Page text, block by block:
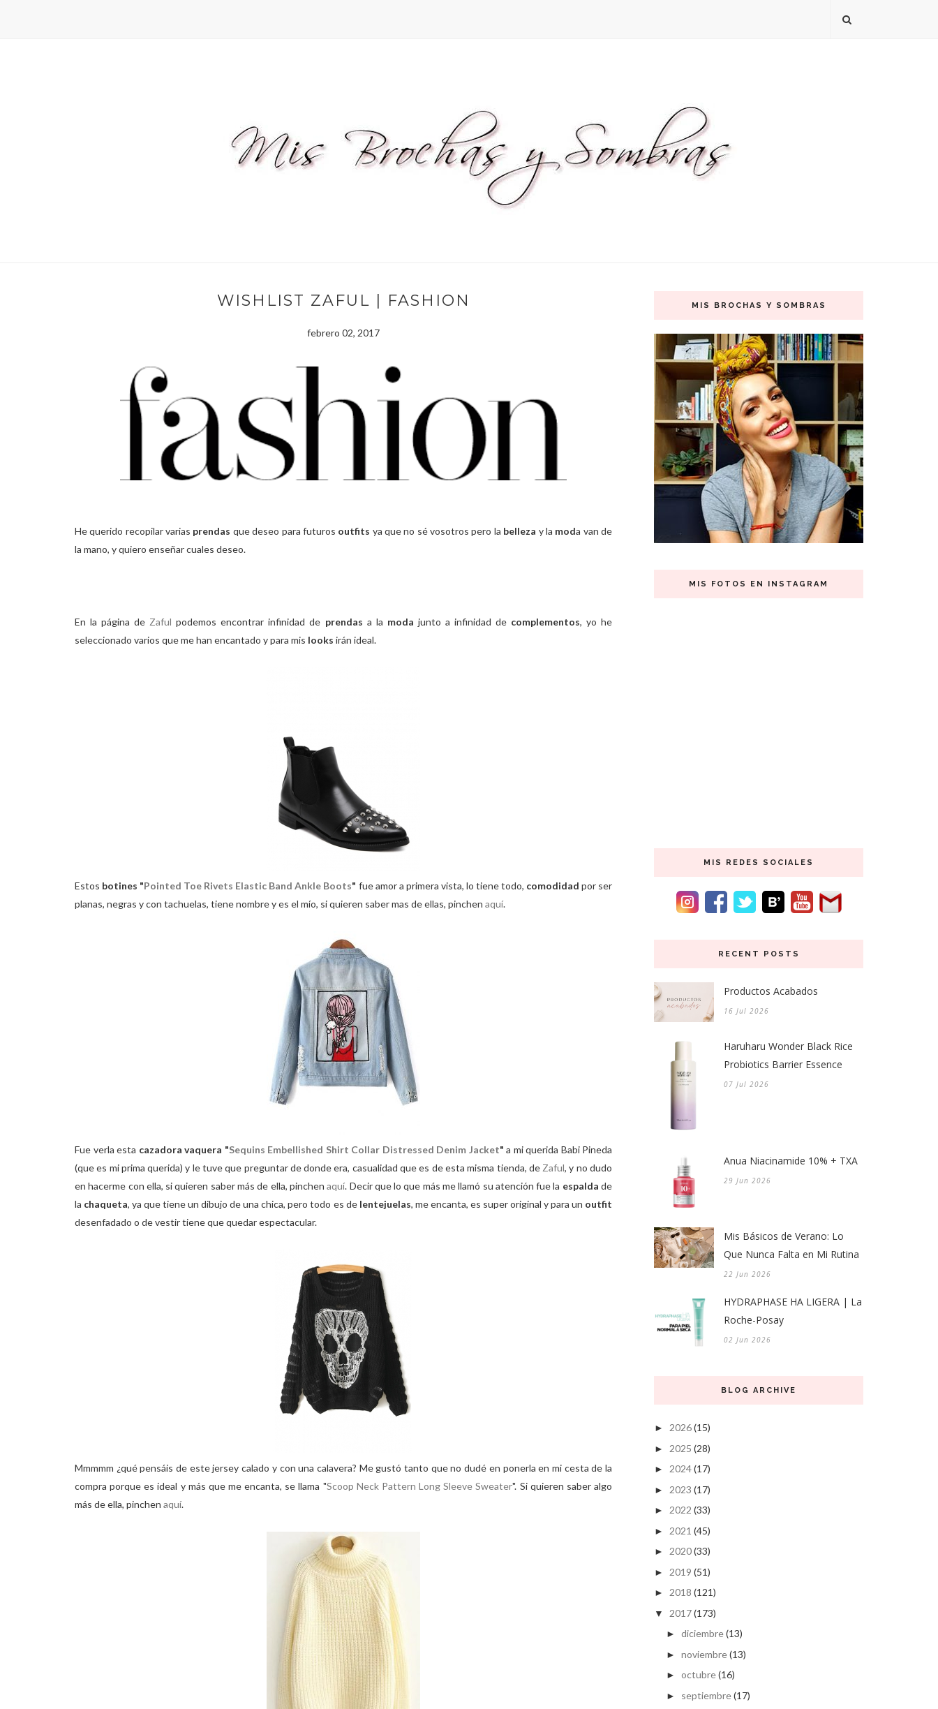
WISHLIST ZAFUL | FASHION
febrero 02, 2017
He querido recopilar varias prendas que deseo para futuros outfits ya que no sé vosotros pero la belleza y la moda van de
la mano, y quiero enseñar cuales deseo.
En la página de Zaful podemos encontrar infinidad de prendas a la moda junto a infinidad de complementos, yo he
seleccionado varios que me han encantado y para mis looks irán ideal.
Estos botines "Pointed Toe Rivets Elastic Band Ankle Boots" fue amor a primera vista, lo tiene todo, comodidad por ser
planas, negras y con tachuelas, tiene nombre y es el mío, si quieren saber mas de ellas, pinchen aquí.
Fue verla esta cazadora vaquera "Sequins Embellished Shirt Collar Distressed Denim Jacket" a mi querida Babi Pineda
(que es mi prima querida) y le tuve que preguntar de donde era, casualidad que es de esta misma tienda, de Zaful, y no dudo
en hacerme con ella, si quieren saber más de ella, pinchenaquí. Decir que lo que más me llamó su atención fue la espaldade
la chaqueta, ya que tiene un dibujo de una chica, pero todo es de lentejuelas, me encanta, es super original y para un outfit
desenfadado o de vestir tiene que quedar espectacular.
Mmmmm ¿qué pensáis de este jersey calado y con una calavera? Me gustó tanto que no dudé en ponerla en mi cesta de la
compra porque es ideal y más que me encanta, se llama "Scoop Neck Pattern Long Sleeve Sweater". Si quieren saber algo
más de ella, pinchen aquí.
MIS BROCHAS Y SOMBRAS
MIS FOTOS EN INSTAGRAM
MIS REDES SOCIALES
RECENT POSTS
Productos Acabados
16 Jul 2026
Haruharu Wonder Black Rice
Probiotics Barrier Essence
07 Jul 2026
Anua Niacinamide 10% + TXA
29 Jun 2026
Mis Básicos de Verano: Lo
Que Nunca Falta en Mi Rutina
22 Jun 2026
HYDRAPHASE HA LIGERA | La
Roche-Posay
02 Jun 2026
BLOG ARCHIVE
► 2026(15)
► 2025 (28)
► 2024(17)
► 2023 (17)
► 2022 (33)
► 2021 (45)
► 2020(33)
► 2019 (51)
► 2018 (121)
▼ 2017(173)
► diciembre(13)
► noviembre(13)
► octubre(16)
► septiembre(17)